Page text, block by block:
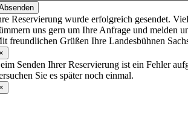
Reservierung wurde erfolgreich gesendet.
uns gern um Ihre Anfrage und melden
freundlichen Grüßen Ihre Landesbühnen
Senden Ihrer Reservierung ist ein Fehler
Sie es später noch einmal.